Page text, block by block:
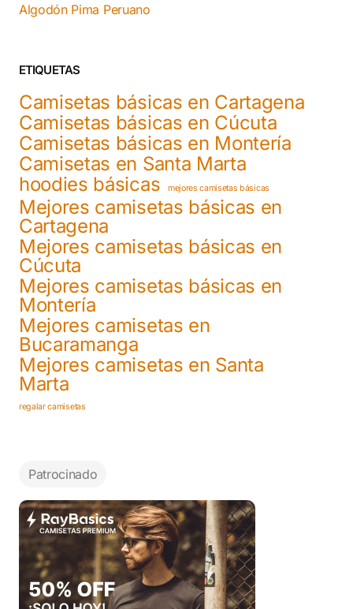
Algodón Pima Peruano
ETIQUETAS
Camisetas básicas en Cartagena
Camisetas básicas en Cúcuta
Camisetas básicas en Montería
Camisetas en Santa Marta
hoodies básicas
mejores camisetas básicas
Mejores camisetas básicas en
Cartagena
Mejores camisetas básicas en
Cúcuta
Mejores camisetas básicas en
Montería
Mejores camisetas en
Bucaramanga
Mejores camisetas en Santa
Marta
regalar camisetas
Patrocinado